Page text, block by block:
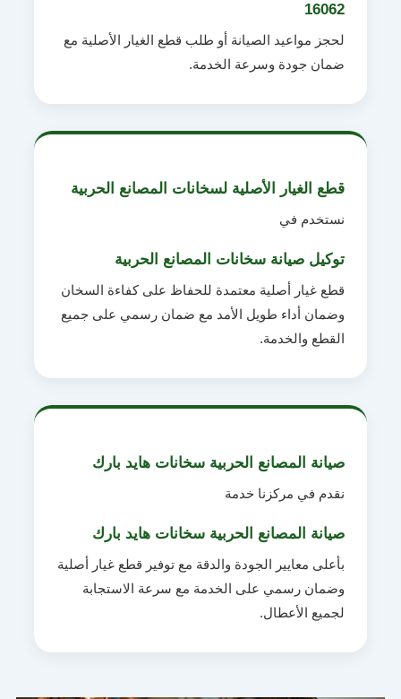
16062
لحجز مواعيد الصيانة أو طلب قطع الغيار الأصلية مع
ضمان جودة وسرعة الخدمة.
قطع الغيار الأصلية لسخانات المصانع الحربية
نستخدم في
توكيل صيانة سخانات المصانع الحربية
قطع غيار أصلية معتمدة للحفاظ على كفاءة السخان
وضمان أداء طويل الأمد مع ضمان رسمي على جميع
القطع والخدمة.
صيانة المصانع الحربية سخانات هايد بارك
نقدم في مركزنا خدمة
صيانة المصانع الحربية سخانات هايد بارك
بأعلى معايير الجودة والدقة مع توفير قطع غيار أصلية
وضمان رسمي على الخدمة مع سرعة الاستجابة
لجميع الأعطال.